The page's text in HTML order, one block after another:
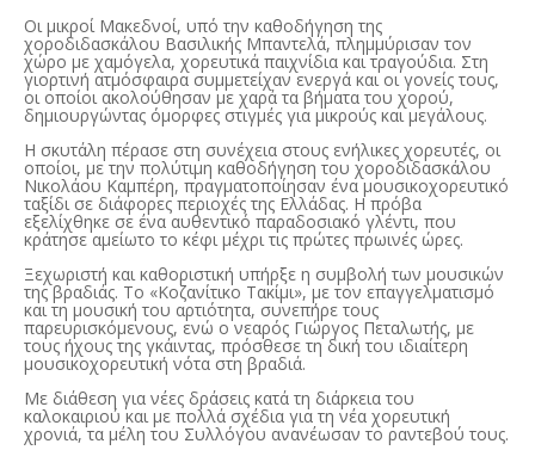
Οι μικροί Μακεδνοί, υπό την καθοδήγηση της
χοροδιδασκάλου Βασιλικής Μπαντελά, πλημμύρισαν τον
χώρο με χαμόγελα, χορευτικά παιχνίδια και τραγούδια. Στη
γιορτινή ατμόσφαιρα συμμετείχαν ενεργά και οι γονείς τους,
οι οποίοι ακολούθησαν με χαρά τα βήματα του χορού,
δημιουργώντας όμορφες στιγμές για μικρούς και μεγάλους.
Η σκυτάλη πέρασε στη συνέχεια στους ενήλικες χορευτές, οι
οποίοι, με την πολύτιμη καθοδήγηση του χοροδιδασκάλου
Νικολάου Καμπέρη, πραγματοποίησαν ένα μουσικοχορευτικό
ταξίδι σε διάφορες περιοχές της Ελλάδας. Η πρόβα
εξελίχθηκε σε ένα αυθεντικό παραδοσιακό γλέντι, που
κράτησε αμείωτο το κέφι μέχρι τις πρώτες πρωινές ώρες.
Ξεχωριστή και καθοριστική υπήρξε η συμβολή των μουσικών
της βραδιάς. Το «Κοζανίτικο Τακίμι», με τον επαγγελματισμό
και τη μουσική του αρτιότητα, συνεπήρε τους
παρευρισκόμενους, ενώ ο νεαρός Γιώργος Πεταλωτής, με
τους ήχους της γκάιντας, πρόσθεσε τη δική του ιδιαίτερη
μουσικοχορευτική νότα στη βραδιά.
Με διάθεση για νέες δράσεις κατά τη διάρκεια του
καλοκαιριού και με πολλά σχέδια για τη νέα χορευτική
χρονιά, τα μέλη του Συλλόγου ανανέωσαν το ραντεβού τους.